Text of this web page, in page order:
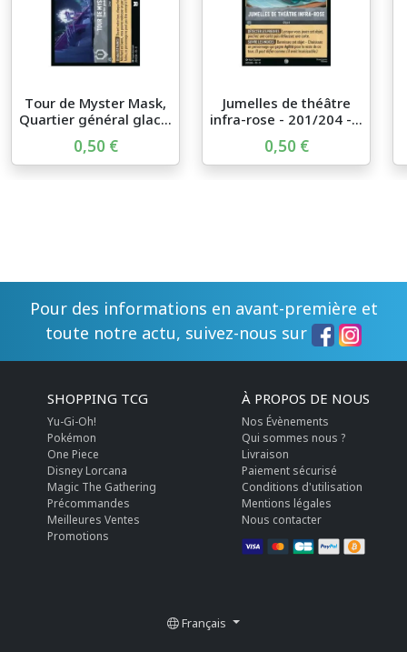
Tour de Myster Mask,
Quartier général glac...
0,50 €
Jumelles de théâtre
infra-rose - 201/204 -...
0,50 €
Pour des informations en avant-première et
toute notre actu, suivez-nous sur
SHOPPING TCG
Yu-Gi-Oh!
Pokémon
One Piece
Disney Lorcana
Magic The Gathering
Précommandes
Meilleures Ventes
Promotions
À PROPOS DE NOUS
Nos Évènements
Qui sommes nous ?
Livraison
Paiement sécurisé
Conditions d'utilisation
Mentions légales
Nous contacter
Français